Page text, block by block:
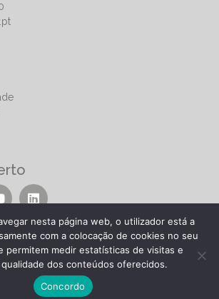
de Alimentação e Veterinária
nesta página web, o utilizador está a
com a colocação de cookies no seu
permitem medir estatísticas de visitas e
qualidade dos conteúdos oferecidos.
Concordo